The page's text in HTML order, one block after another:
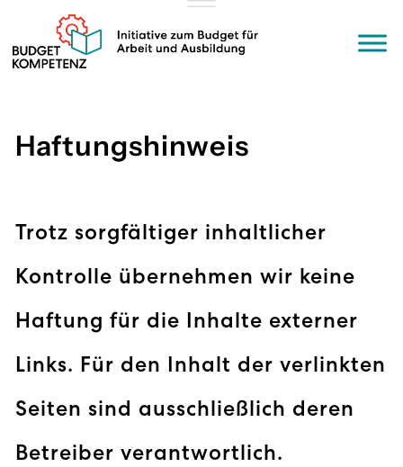
Inhalt
Haftungshinweis
Trotz sorgfältiger inhaltlicher
Kontrolle übernehmen wir keine
Haftung für die Inhalte externer
Links. Für den Inhalt der verlinkten
Seiten sind ausschließlich deren
Betreiber verantwortlich.